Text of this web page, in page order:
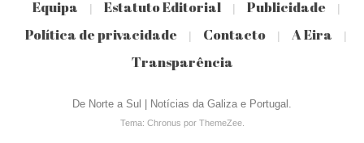
Equipa | Estatuto Editorial | Publicidade |
Política de privacidade | Contacto | A Eira |
Transparência
De Norte a Sul | Notícias da Galiza e Portugal.
Tema: Chronus por ThemeZee.